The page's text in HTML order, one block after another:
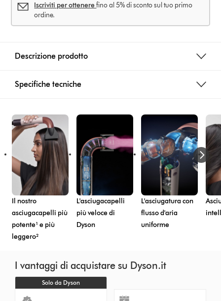
Iscriviti per ottenerefino al 5% di sconto sul tuo primo
ordine.
Descrizione prodotto
Specifiche tecniche
Il nostro
asciugacapelli più
potente¹ e più
leggero²
L'asciugacapelli
più veloce di
Dyson
L'asciugatura con
flusso d'aria
uniforme
I vantaggi di acquistare su Dyson.it
Solo da Dyson